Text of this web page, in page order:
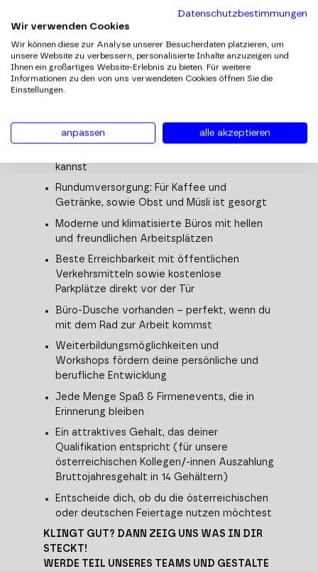
Option und eine 38,5-Stunden-Woche
Genieße die Vorteile flacher Hierarchien –
kurze Entscheidungswege und direkte
Kommunikation ermöglichen dir, Ideen
Übernimm eine abwechslungsreiche Rolle, in
der du dich einbringen, deine Ideen
kannst
Rundumversorgung: Für Kaffee und
Getränke, sowie Obst und Müsli ist gesorgt
Moderne und klimatisierte Büros mit hellen
und freundlichen Arbeitsplätzen
Beste Erreichbarkeit mit öffentlichen
Verkehrsmitteln sowie kostenlose
Parkplätze direkt vor der Tür
Büro-Dusche vorhanden – perfekt, wenn du
mit dem Rad zur Arbeit kommst
Weiterbildungsmöglichkeiten und
Workshops fördern deine persönliche und
berufliche Entwicklung
Jede Menge Spaß & Firmenevents, die in
Erinnerung bleiben
Ein attraktives Gehalt, das deiner
Qualifikation entspricht (für unsere
österreichischen Kollegen/-innen Auszahlung
Bruttojahresgehalt in 14 Gehältern)
Entscheide dich, ob du die österreichischen
oder deutschen Feiertage nutzen möchtest
KLINGT GUT? DANN ZEIG UNS WAS IN DIR
STECKT!
WERDE TEIL UNSERES TEAMS UND GESTALTE
Datenschutzbestimmungen
Wir verwenden Cookies
Wir können diese zur Analyse unserer Besucherdaten platzieren, um
unsere Website zu verbessern, personalisierte Inhalte anzuzeigen und
Ihnen ein großartiges Website-Erlebnis zu bieten. Für weitere
Informationen zu den von uns verwendeten Cookies öffnen Sie die
Einstellungen.
anpassen alle akzeptieren